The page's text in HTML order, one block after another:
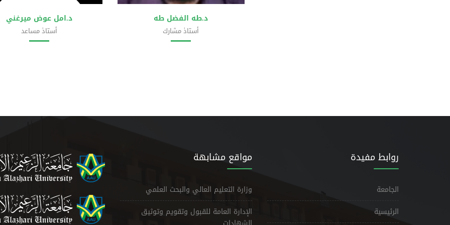
د.طه الفضل طه
أستاذ مشارك
د.امل عوض ميرغني
أستاذ مساعد
روابط مفيدة
الجامعة
الرئيسية
مواقع مشابهة
وزارة التعليم العالي والبحث العلمي
الإدارة العامة للقبول وتقويم وتوثيق